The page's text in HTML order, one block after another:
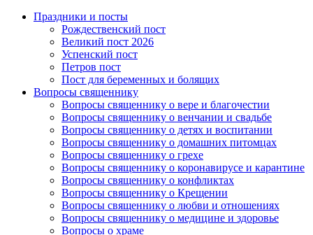
Праздники и посты
Рождественский пост
Великий пост 2026
Успенский пост
Петров пост
Пост для беременных и болящих
Вопросы священнику
Вопросы священнику о вере и благочестии
Вопросы священнику о венчании и свадьбе
Вопросы священнику о детях и воспитании
Вопросы священнику о домашних питомцах
Вопросы священнику о грехе
Вопросы священнику о коронавирусе и карантине
Вопросы священнику о конфликтах
Вопросы священнику о Крещении
Вопросы священнику о любви и отношениях
Вопросы священнику о медицине и здоровье
Вопросы о храме